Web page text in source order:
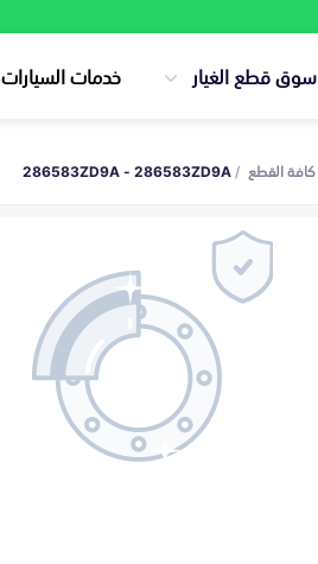
سوق قطع الغيار خدمات السيارات
كافة القطع 286583ZD9A - 286583ZD9A